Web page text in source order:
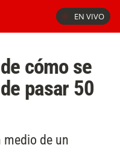
EN VIVO
cómo se
pasar 50
de un